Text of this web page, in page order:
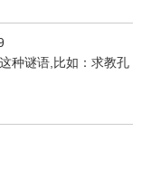
种谜语,比如：求教孔